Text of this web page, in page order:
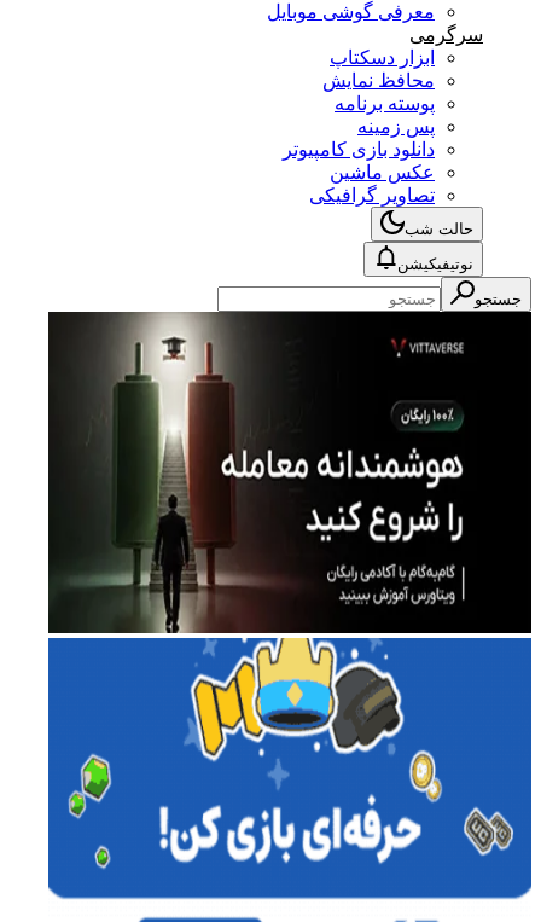
معرفی گوشی موبایل
سرگرمی
ابزار دسکتاپ
محافظ نمایش
پوسته برنامه
پس زمینه
دانلود بازی کامپیوتر
عکس ماشین
تصاویر گرافیکی
حالت شب
نوتیفیکیشن
جستجو